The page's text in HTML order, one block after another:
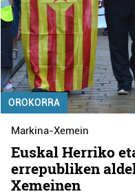
OROKORRA
Markina-Xemein
Euskal Herriko
errepubliken
Xemeinen